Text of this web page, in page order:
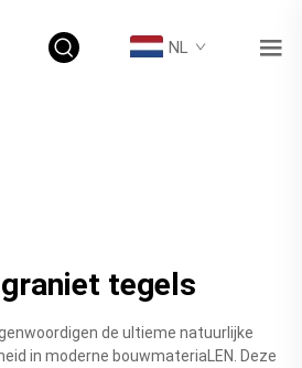
NL
tegels
de ultieme natuurlijke
in moderne bouwmateriaLEN. Deze